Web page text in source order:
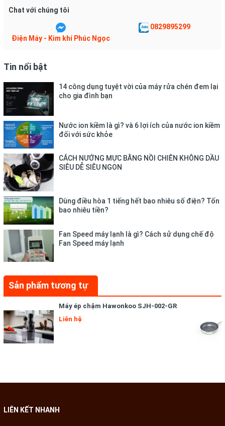
Cây nước nóng lạnh Kohn KH06
nước
giúp tiết kiệm diện tích và làm đẹp cho không gian.
- Cây nước nóng lạnh mini Kohn - Thương hiệu thuộc Braun
sản xuất theo công nghệ Đức - Công nghệ tiên tiến hàng đầu
Châu Âu chuyên sản xuất các sản phẩm yêu cầu chất lượng
cao - Đảm bảo sức khoẻ người tiêu dùng.
- Máy nước uống nóng lạnh Kohn KH03 có bình chứa nước bằng
- Bình nước uống nóng lạnh Kohn thiết kế 3 vòi nước: Vòi nước
nước lạnh có thể giảm sâu đến 5-10 độ C nhờ công nghệ Block
Chat với chúng tôi
Điện Máy - Kim khí Phúc Ngọc
0829895299
Tin nổi bật
14 công dụng tuyệt vời của máy rửa chén đem lại
cho gia đình bạn
Nước ion kiềm là gì? và 6 lợi ích của nước ion kiềm
đối với sức khỏe
CÁCH NƯỚNG MỰC BẰNG NỒI CHIÊN KHÔNG DẦU
SIÊU DỄ SIÊU NGON
Dùng điều hòa 1 tiếng hết bao nhiêu số điện? Tốn
bao nhiêu tiền?
Fan Speed máy lạnh là gì? Cách sử dụng chế độ
Fan Speed máy lạnh
Sản phẩm tương tự
Máy ép chậm Hawonkoo SJH-002-GR
Liên hệ
LIÊN KẾT NHANH